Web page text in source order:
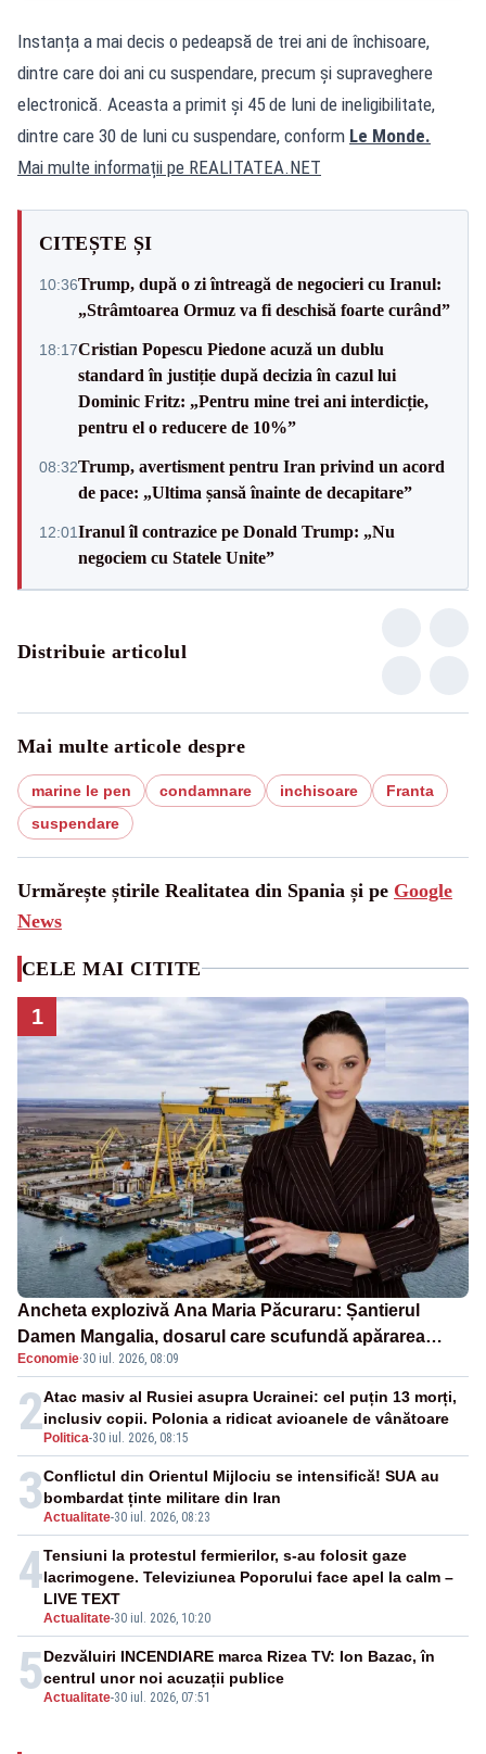
Instanța a mai decis o pedeapsă de trei ani de închisoare,
dintre care doi ani cu suspendare, precum și supraveghere
electronică. Aceasta a primit și 45 de luni de ineligibilitate,
dintre care 30 de luni cu suspendare, conform Le Monde.
Mai multe informații pe REALITATEA.NET
CITEȘTE ȘI
10:36Trump, după o zi întreagă de negocieri cu Iranul:
„Strâmtoarea Ormuz va fi deschisă foarte curând”
18:17Cristian Popescu Piedone acuză un dublu
standard în justiție după decizia în cazul lui
Dominic Fritz: „Pentru mine trei ani interdicție,
pentru el o reducere de 10%”
08:32Trump, avertisment pentru Iran privind un acord
de pace: „Ultima șansă înainte de decapitare”
12:01Iranul îl contrazice pe Donald Trump: „Nu
negociem cu Statele Unite”
Distribuie articolul
Mai multe articole despre
marine le pen condamnare inchisoare
Franta
suspendare
Urmărește știrile Realitatea din Spania și pe Google
News
CELE MAI CITITE
1
Ancheta explozivă Ana Maria Păcuraru: Șantierul
Damen Mangalia, dosarul care scufundă apărarea
României
Economie·30 iul. 2026, 08:09
2 Politica-30 iul. 2026, 08:15
Atac masiv al Rusiei asupra Ucrainei: cel puțin 13 morți,
inclusiv copii. Polonia a ridicat avioanele de vânătoare
3Actualitate-30 iul. 2026, 08:23
Conflictul din Orientul Mijlociu se intensifică! SUA au
bombardat ținte militare din Iran
4
Actualitate-30 iul. 2026, 10:20
Tensiuni la protestul fermierilor, s-au folosit gaze
lacrimogene. Televiziunea Poporului face apel la calm –
LIVE TEXT
5Actualitate-30 iul. 2026, 07:51
Dezvăluiri INCENDIARE marca Rizea TV: Ion Bazac, în
centrul unor noi acuzații publice